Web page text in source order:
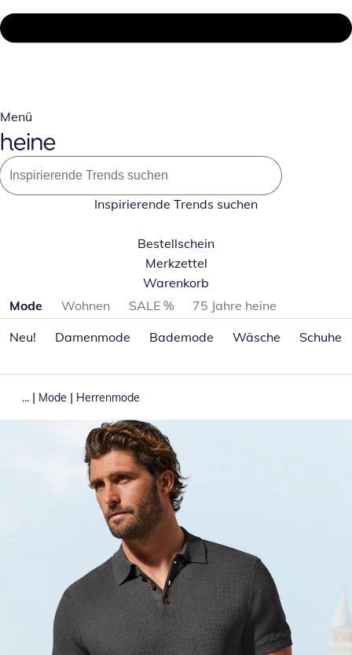
Menü
Inspirierende Trends suchen
Bestellschein
Merkzettel
Warenkorb
Produktkategorien überspringen
Mode Wohnen SALE %
75 Jahre heine
Neu!
Damenmode Bademode Wäsche Schuhe
... | Mode | Herrenmode